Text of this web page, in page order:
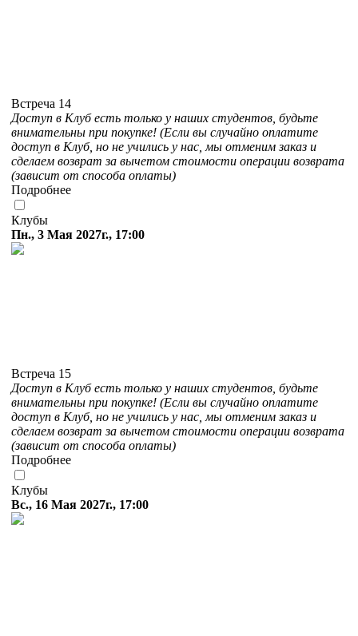
Встреча 14
Доступ в Клуб есть только у наших студентов, будьте
внимательны при покупке! (Если вы случайно оплатите
доступ в Клуб, но не учились у нас, мы отменим заказ и
сделаем возврат за вычетом стоимости операции возврата
(зависит от способа оплаты)
Подробнее
Клубы
Пн., 3 Мая 2027г., 17:00
Встреча 15
Доступ в Клуб есть только у наших студентов, будьте
внимательны при покупке! (Если вы случайно оплатите
доступ в Клуб, но не учились у нас, мы отменим заказ и
сделаем возврат за вычетом стоимости операции возврата
(зависит от способа оплаты)
Подробнее
Клубы
Вс., 16 Мая 2027г., 17:00